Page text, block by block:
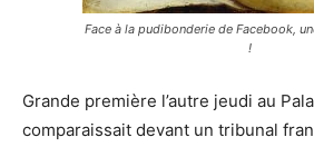
Face à la pudibonderie de Facebook,
!
Grande première l’autre jeudi au
comparaissait devant un tribunal